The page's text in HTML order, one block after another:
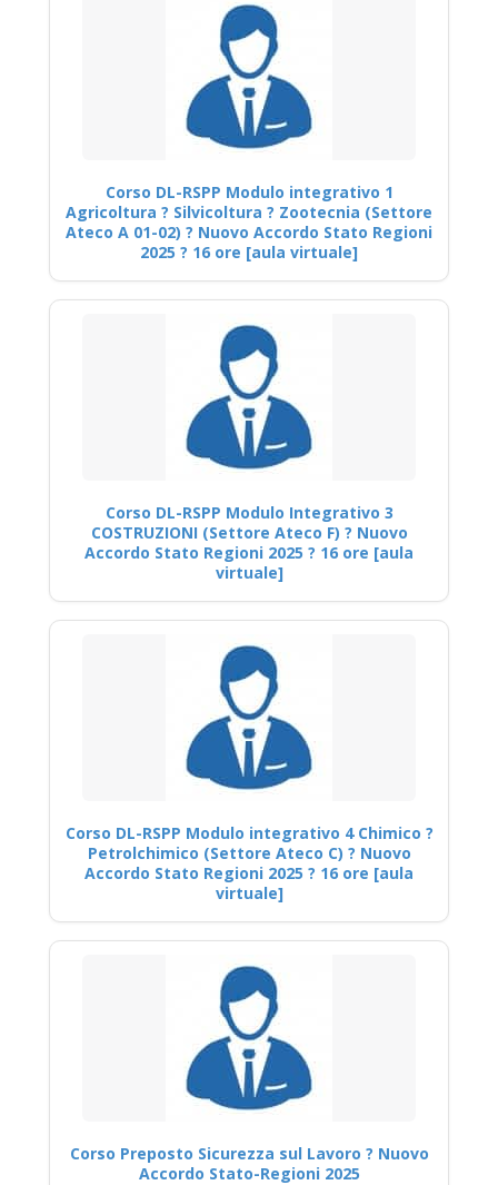
Corso DL-RSPP Modulo integrativo 1
Agricoltura ? Silvicoltura ? Zootecnia (Settore
Ateco A 01-02) ? Nuovo Accordo Stato Regioni
2025 ? 16 ore [aula virtuale]
Corso DL-RSPP Modulo Integrativo 3
COSTRUZIONI (Settore Ateco F) ? Nuovo
Accordo Stato Regioni 2025 ? 16 ore [aula
virtuale]
Corso DL-RSPP Modulo integrativo 4 Chimico ?
Petrolchimico (Settore Ateco C) ? Nuovo
Accordo Stato Regioni 2025 ? 16 ore [aula
virtuale]
Corso Preposto Sicurezza sul Lavoro ? Nuovo
Accordo Stato-Regioni 2025